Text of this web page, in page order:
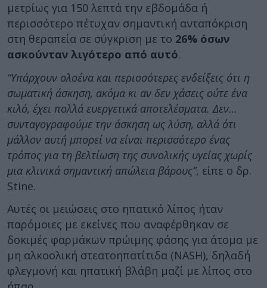
μετρίως για 150 λεπτά την εβδομάδα ή
περισσότερο πέτυχαν σημαντική ανταπόκριση
στη θεραπεία σε σύγκριση με το 26% όσων
ασκούνταν λιγότερο από αυτό.
“Υπάρχουν ολοένα και περισσότερες ενδείξεις ότι η
σωματική άσκηση, ακόμα κι αν δεν χάσεις ούτε ένα
κιλό, έχει πολλά ευεργετικά αποτελέσματα. Δεν…
συνταγογραφούμε την άσκηση ως λύση, αλλά ότι
μάλλον αυτή μπορεί να είναι περισσότερο ένας
τρόπος για τη βελτίωση της συνολικής υγείας χωρίς
μια κλινικά σημαντική απώλεια βάρους”, είπε ο δρ.
Stine.
Αυτές οι μειώσεις στο ηπατικό λίπος ήταν
παρόμοιες με εκείνες που αναφέρθηκαν σε
δοκιμές φαρμάκων πρώιμης φάσης για άτομα με
μη αλκοολική στεατοηπατίτιδα (NASH), δηλαδή
φλεγμονή και ηπατική βλάβη μαζί με λίπος στο